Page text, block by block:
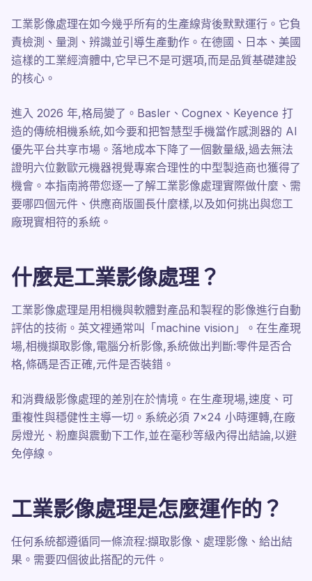
工業影像處理在如今幾乎所有的生產線背後默默運行。它負
責檢測、量測、辨識並引導生產動作。在德國、日本、美國
這樣的工業經濟體中,它早已不是可選項,而是品質基礎建設
的核心。
進入 2026 年,格局變了。Basler、Cognex、Keyence 打
造的傳統相機系統,如今要和把智慧型手機當作感測器的 AI
優先平台共享市場。落地成本下降了一個數量級,過去無法
證明六位數歐元機器視覺專案合理性的中型製造商也獲得了
機會。本指南將帶您逐一了解工業影像處理實際做什麼、需
要哪四個元件、供應商版圖長什麼樣,以及如何挑出與您工
廠現實相符的系統。
什麼是工業影像處理？
工業影像處理是用相機與軟體對產品和製程的影像進行自動
評估的技術。英文裡通常叫「machine vision」。在生產現
場,相機擷取影像,電腦分析影像,系統做出判斷:零件是否合
格,條碼是否正確,元件是否裝錯。
和消費級影像處理的差別在於情境。在生產現場,速度、可
重複性與穩健性主導一切。系統必須 7×24 小時運轉,在廠
房燈光、粉塵與震動下工作,並在毫秒等級內得出結論,以避
免停線。
工業影像處理是怎麼運作的？
任何系統都遵循同一條流程:擷取影像、處理影像、給出結
果。需要四個彼此搭配的元件。